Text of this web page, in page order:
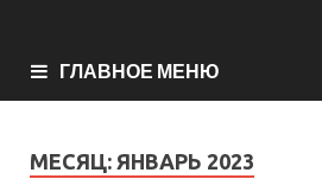
ГЛАВНОЕ МЕНЮ
МЕСЯЦ: ЯНВАРЬ 2023